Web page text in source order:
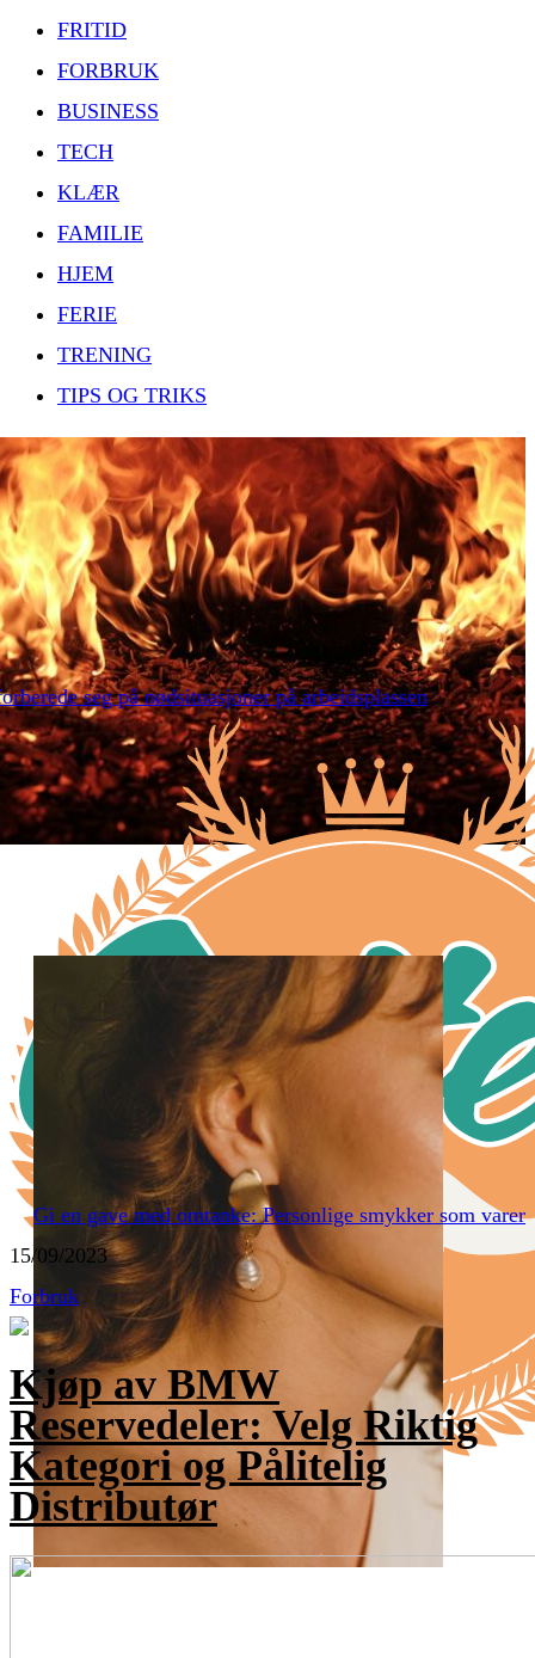
FRITID
FORBRUK
BUSINESS
TECH
KLÆR
FAMILIE
HJEM
FERIE
TRENING
TIPS OG TRIKS
seg på nødsituasjoner på arbeidsplassen
Gi en gave med omtanke: Personlige smykker som varer
15/09/2023
Forbruk
Kjøp av BMW
Reservedeler: Velg Riktig
Kategori og Pålitelig
Distributør